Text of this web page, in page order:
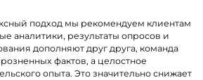
подход мы рекомендуем клиентам
аналитики, результаты опросов и
дополняют друг друга, команда
фактов, а целостное
опыта. Это значительно снижает